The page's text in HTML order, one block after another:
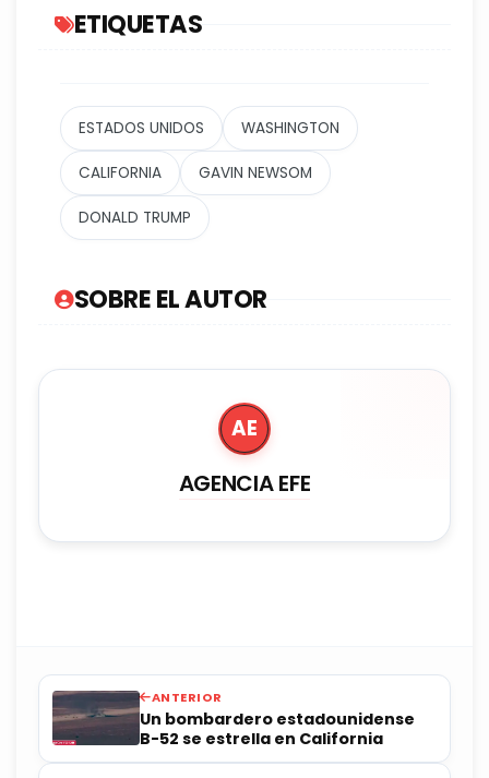
ETIQUETAS
ESTADOS UNIDOS WASHINGTON
CALIFORNIA GAVIN NEWSOM
DONALD TRUMP
SOBRE EL AUTOR
AE
AGENCIA EFE
ANTERIOR
Un bombardero estadounidense
B-52 se estrella en California